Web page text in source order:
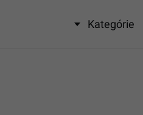
Kategórie